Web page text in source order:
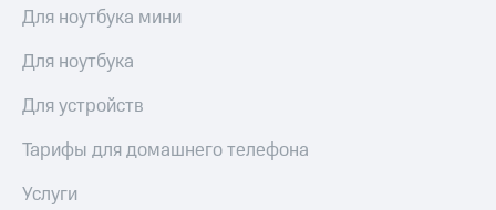
Для ноутбука мини
Для ноутбука
Для устройств
Тарифы для домашнего телефона
Услуги